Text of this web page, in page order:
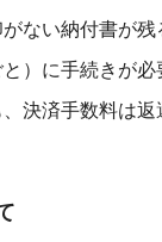
ない納付書が
）に手続きが必
決済手数料は